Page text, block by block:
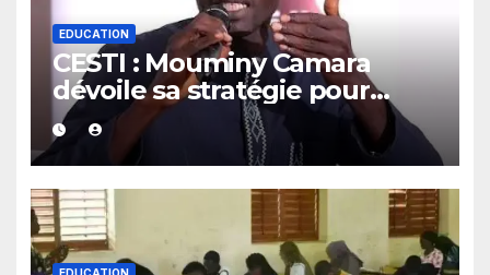
EDUCATION
CESTI : Mouminy Camara
dévoile sa stratégie pour
renforcer l’excellence